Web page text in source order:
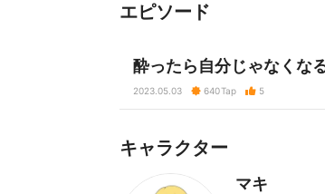
エピソード
酔ったら自分じゃなくな
2023.05.03 640Tap 5
キャラクター
マキ